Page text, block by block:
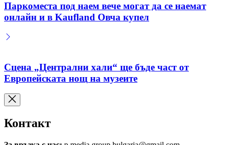
Паркоместа под наем вече могат да се наемат
онлайн и в Kaufland Овча купел
Сцена „Централни хали“ ще бъде част от
Европейската нощ на музеите
Контакт